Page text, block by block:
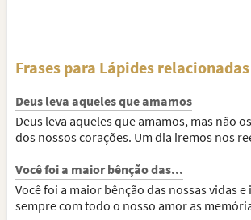
Frases para Lápides relacionadas
Deus leva aqueles que amamos
Deus leva aqueles que amamos, mas não
dos nossos corações. Um dia iremos nos
Você foi a maior bênção das...
Você foi a maior bênção das nossas vidas
sempre com todo o nosso amor as